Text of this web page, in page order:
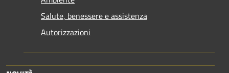
Salute, benessere e assistenza
Autorizzazioni